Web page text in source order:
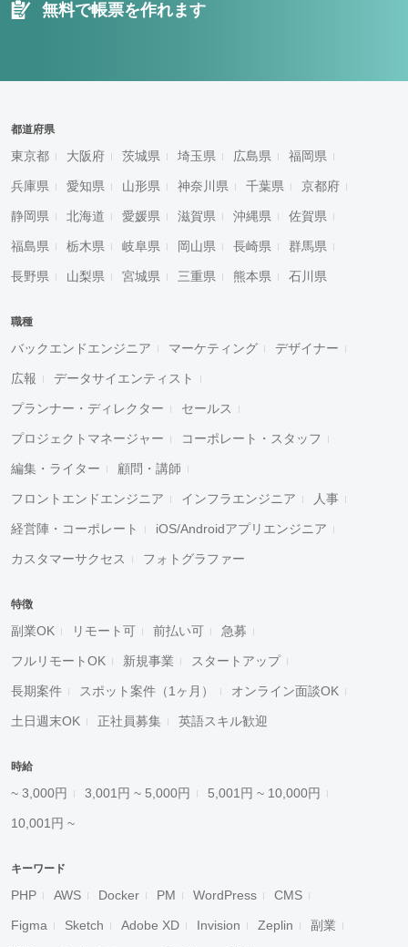
無料で帳票を作れます
都道府県
東京都 大阪府 茨城県 埼玉県 広島県 福岡県
兵庫県 愛知県 山形県 神奈川県 千葉県 京都府
静岡県 北海道 愛媛県 滋賀県 沖縄県 佐賀県
福島県 栃木県 岐阜県 岡山県 長崎県 群馬県
長野県 山梨県 宮城県 三重県 熊本県 石川県
職種
バックエンドエンジニア マーケティング デザイナー
広報 データサイエンティスト
プランナー・ディレクター セールス
プロジェクトマネージャー コーポレート・スタッフ
編集・ライター 顧問・講師
フロントエンドエンジニア インフラエンジニア 人事
経営陣・コーポレート iOS/Androidアプリエンジニア
カスタマーサクセス フォトグラファー
特徴
副業OK リモート可 前払い可 急募
フルリモートOK 新規事業 スタートアップ
長期案件 スポット案件（1ヶ月） オンライン面談OK
土日週末OK 正社員募集 英語スキル歓迎
時給
~ 3,000円 3,001円 ~ 5,000円 5,001円 ~ 10,000円
10,001円 ~
キーワード
PHP AWS Docker PM WordPress CMS
Figma Sketch Adobe XD Invision Zeplin 副業